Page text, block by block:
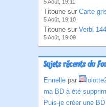
5 Août, 19:11
Titoune sur Carte
5 Août, 19:10
Titoune sur Verbi
5 Août, 19:09
Sujets récents du
Ennelle par
ma BD à été
Puis-je créer une BD